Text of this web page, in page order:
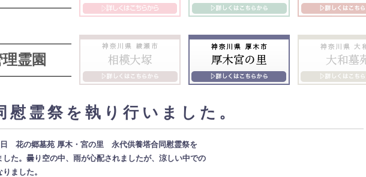
霊園
慰霊祭を執り行いました。
日 花の郷墓苑 厚木・宮の里 永代供養塔合同慰霊祭を
した。曇り空の中、雨が心配されましたが、涼しい中での
ました。